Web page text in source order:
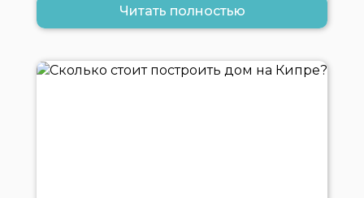
Читать полностью